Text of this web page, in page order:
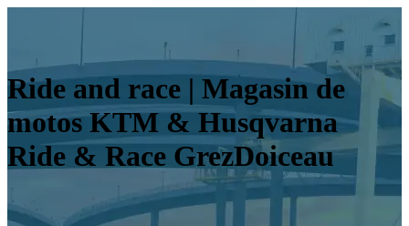
Ride and race | Magasin de
motos KTM & Husqvarna
Ride & Race GrezDoiceau